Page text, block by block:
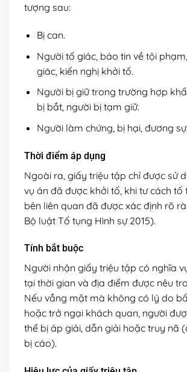
tượng sau:
Bị can.
Người tố giác, báo tin về tội
giác, kiến nghị khởi tố.
Người bị giữ trong trường hợp
bị bắt, người bị tạm giữ.
Người làm chứng, bị hại, đương sự.
Thời điểm áp dụng
Ngoài ra, giấy triệu tập chỉ được sử
vụ án đã được khởi tố, khi tư cách tố
bên liên quan đã được xác định rõ
Bộ luật Tố tụng Hình sự 2015).
Tính bắt buộc
Người nhận giấy triệu tập có nghĩa
tại thời gian và địa điểm được nêu
Nếu vắng mặt mà không có lý do
hoặc trở ngại khách quan, người
thể bị áp giải, dẫn giải hoặc truy nã
bị cáo).